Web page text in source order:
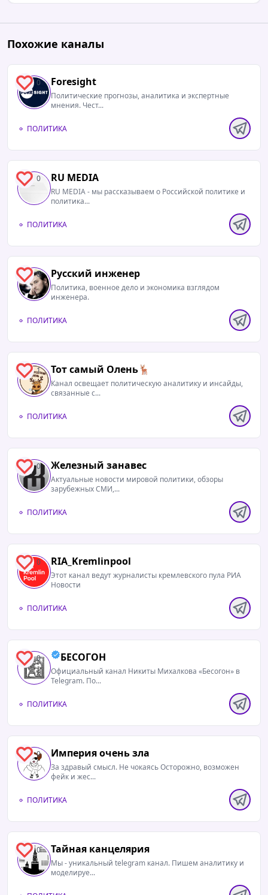
Похожие каналы
0 Foresight
Политические прогнозы, аналитика и экспертные
мнения. Чест...
ПОЛИТИКА
0 RU MEDIA
RU MEDIA - мы рассказываем о Российской политике и
политика...
ПОЛИТИКА
0 Русский инженер
Политика, военное дело и экономика взглядом
инженера.
ПОЛИТИКА
1 Тот самый Олень🦌
Канал освещает политическую аналитику и инсайды,
связанные с...
ПОЛИТИКА
0 Железный занавес
Актуальные новости мировой политики, обзоры
зарубежных СМИ,...
ПОЛИТИКА
0 RIA_Kremlinpool
Этот канал ведут журналисты кремлевского пула РИА
Новости
ПОЛИТИКА
0 БЕСОГОН
Официальный канал Никиты Михалкова «Бесогон» в
Telegram. По...
ПОЛИТИКА
0 Империя очень зла
За здравый смысл. Не чокаясь Осторожно, возможен
фейк и жес...
ПОЛИТИКА
0 Тайная канцелярия
Мы - уникальный telegram канал. Пишем аналитику и
моделируе...